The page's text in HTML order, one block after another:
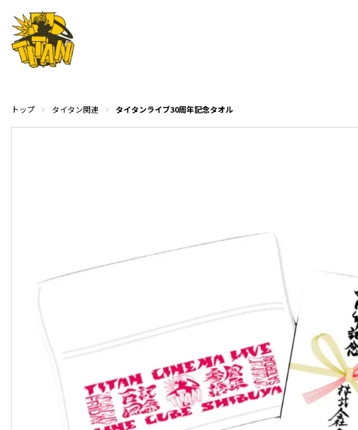
トップ タイタン関連 タイタンライブ30周年記念タオル